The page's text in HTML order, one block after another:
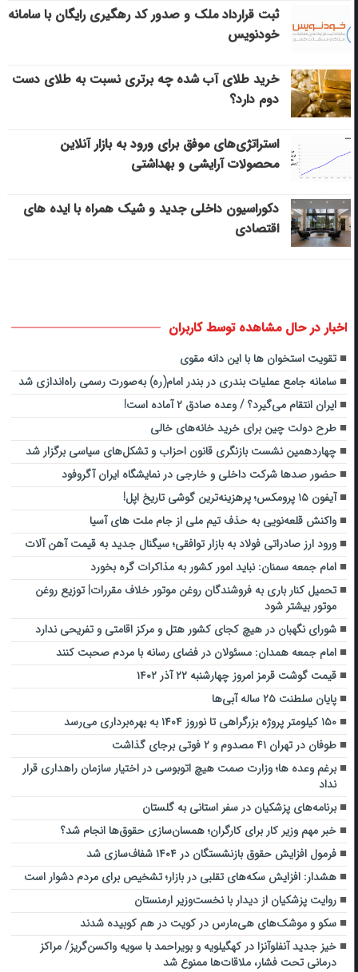
ثبت قرارداد ملک و صدور کد رهگیری رایگان با سامانه
خودنویس
خرید طلای آب شده چه برتری نسبت به طلای دست
دوم دارد؟
استراتژی‌های موفق برای ورود به بازار آنلاین
محصولات آرایشی و بهداشتی
دکوراسیون داخلی جدید و شیک همراه با ایده های
اقتصادی
اخبار در حال مشاهده توسط کاربران
تقویت استخوان‌ ها با این دانه مقوی
سامانه جامع عملیات بندری در بندر امام(ره) به‌صورت رسمی راه‌اندازی شد
ایران انتقام می‌گیرد؟ / وعده صادق ۲ آماده است!
طرح دولت چین برای خرید خانه‌های خالی
چهاردهمین نشست بازنگری قانون احزاب و تشکل‌های سیاسی برگزار شد
حضور صدها شرکت داخلی و خارجی در نمایشگاه ایران آگروفود
آیفون ۱۵ پرومکس؛ پرهزینه‌ترین گوشی تاریخ اپل!
واکنش قلعه‌نویی به حذف تیم ملی از جام ملت های آسیا
ورود ارز صادراتی فولاد به بازار توافقی؛ سیگنال جدید به قیمت‌ آهن آلات
امام جمعه سمنان: نباید امور کشور به مذاکرات گره بخورد
تحمیل کنار باری به فروشندگان روغن موتور خلاف مقررات| توزیع روغن
موتور بیشتر شود
شورای نگهبان در هیچ کجای کشور هتل و مرکز اقامتی و تفریحی ندارد
امام جمعه همدان: مسئولان در فضای رسانه با مردم صحبت کنند
قیمت گوشت قرمز امروز چهارشنبه ۲۲ آذر ۱۴۰۲
پایان سلطنت ۲۵ ساله آبی‌ها
۱۵۰ کیلومتر پروژه بزرگراهی تا نوروز ۱۴۰۴ به بهره‌برداری می‌رسد
طوفان در تهران ۴۱ مصدوم و ۲ فوتی برجای گذاشت
برغم وعده ها؛ وزارت صمت هیچ اتوبوسی در اختیار سازمان راهداری قرار
نداد
برنامه‌های پزشکیان ‌در سفر استانی به گلستان
خبر مهم وزیر کار برای کارگران؛ همسان‌سازی حقوق‌ها انجام شد؟
فرمول افزایش حقوق بازنشستگان در ۱۴۰۴ شفاف‌سازی شد
هشدار: افزایش سکه‌های تقلبی در بازار؛ تشخیص برای مردم دشوار است
روایت پزشکیان از دیدار با نخست‌وزیر ارمنستان
سکو و موشک‌های هی‌مارس در کویت در هم کوبیده شدند
خیز جدید آنفلوآنزا در کهگیلویه و بویراحمد‌ با سویه واکسن‌گریز/ مراکز
درمانی تحت فشار، ملاقات‌ها ممنوع شد